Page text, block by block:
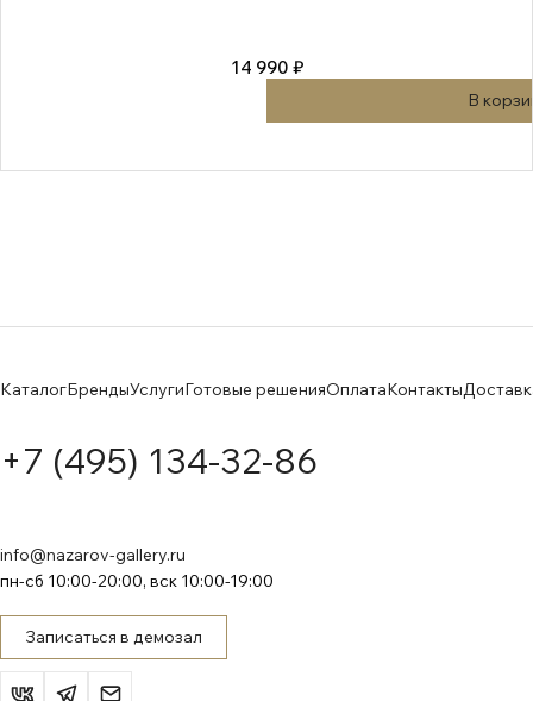
14 990 ₽
В
КаталогБрендыУслугиГотовые решенияОплатаКонтакты
+7 (495) 134-32-86
info@nazarov-gallery.ru
пн-сб 10:00-20:00, вск 10:00-19:00
Записаться в демозал